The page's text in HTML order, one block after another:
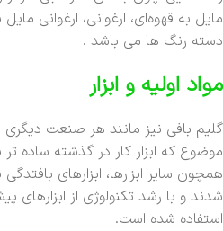
مایل به قهوه‌ای، ارغوانی، ارغوانی
دسته رنگ ها می باشد .
مواد اولیه و ابزار
گلیم بافی نیز مانند هر صنعت دیگری به
موضوع که ابزار کار در گذشته ساده
همچون سایر ابزارها، ابزارهای
شدند و با رشد تکنولوژی از ابزارهای
استفاده شده است.